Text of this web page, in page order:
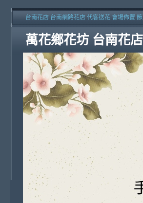
萬花鄉花坊 台南花店
台南花店 台南網路花店 代客送花 會場佈置